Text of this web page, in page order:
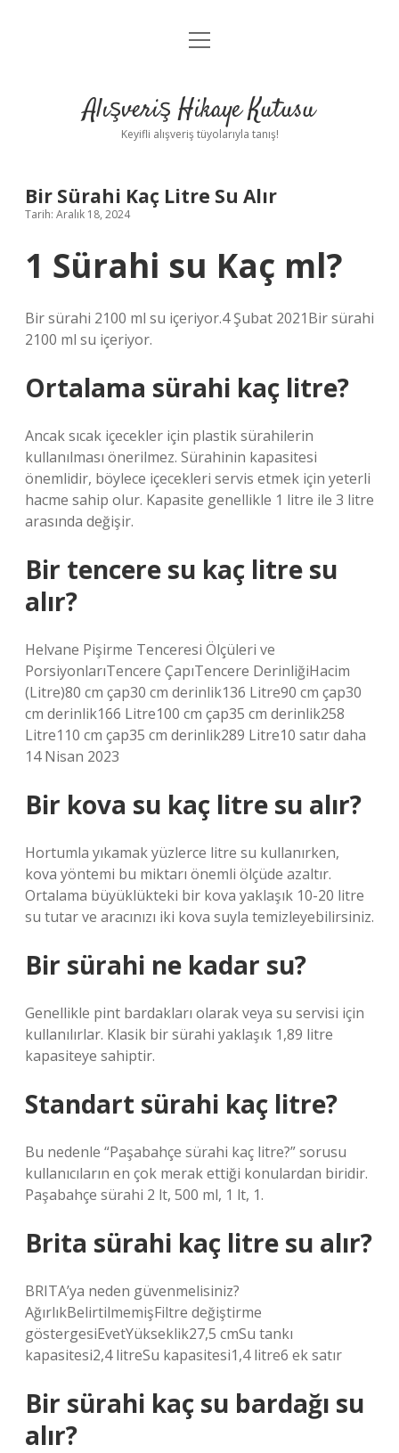
Anasayfa
Yasal Uyarı
menüyü
Alışveriş Hikaye Kutusu
Keyifli alışveriş tüyolarıyla tanış!
Bir Sürahi Kaç Litre Su Alır
Tarih: Aralık 18, 2024
1 Sürahi su Kaç ml?
Bir sürahi 2100 ml su içeriyor.4 Şubat 2021Bir sürahi
2100 ml su içeriyor.
Ortalama sürahi kaç litre?
Ancak sıcak içecekler için plastik sürahilerin
kullanılması önerilmez. Sürahinin kapasitesi
önemlidir, böylece içecekleri servis etmek için yeterli
hacme sahip olur. Kapasite genellikle 1 litre ile 3 litre
arasında değişir.
Bir tencere su kaç litre su
alır?
Helvane Pişirme Tenceresi Ölçüleri ve
PorsiyonlarıTencere ÇapıTencere DerinliğiHacim
(Litre)80 cm çap30 cm derinlik136 Litre90 cm çap30
cm derinlik166 Litre100 cm çap35 cm derinlik258
Litre110 cm çap35 cm derinlik289 Litre10 satır daha
14 Nisan 2023
Bir kova su kaç litre su alır?
Hortumla yıkamak yüzlerce litre su kullanırken,
kova yöntemi bu miktarı önemli ölçüde azaltır.
Ortalama büyüklükteki bir kova yaklaşık 10-20 litre
su tutar ve aracınızı iki kova suyla temizleyebilirsiniz.
Bir sürahi ne kadar su?
Genellikle pint bardakları olarak veya su servisi için
kullanılırlar. Klasik bir sürahi yaklaşık 1,89 litre
kapasiteye sahiptir.
Standart sürahi kaç litre?
Bu nedenle “Paşabahçe sürahi kaç litre?” sorusu
kullanıcıların en çok merak ettiği konulardan biridir.
Paşabahçe sürahi 2 lt, 500 ml, 1 lt, 1.
Brita sürahi kaç litre su alır?
BRITA’ya neden güvenmelisiniz?
AğırlıkBelirtilmemişFiltre değiştirme
göstergesiEvetYükseklik27,5 cmSu tankı
kapasitesi2,4 litreSu kapasitesi1,4 litre6 ek satır
Bir sürahi kaç su bardağı su
alır?